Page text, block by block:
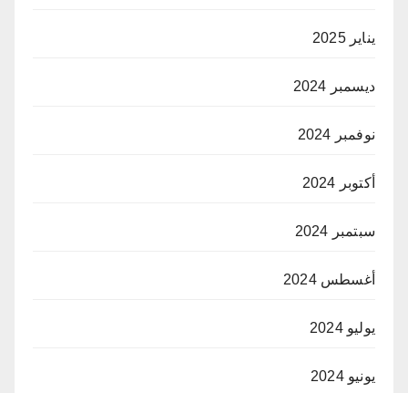
يناير 2025
ديسمبر 2024
نوفمبر 2024
أكتوبر 2024
سبتمبر 2024
أغسطس 2024
يوليو 2024
يونيو 2024